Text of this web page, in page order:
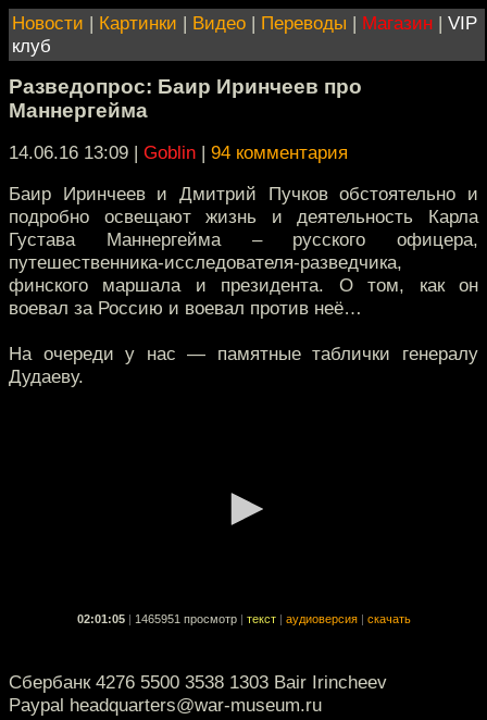
Новости | Картинки | Видео | Переводы | Магазин | VIP
клуб
Разведопрос: Баир Иринчеев про
Маннергейма
14.06.16 13:09 | Goblin | 94 комментария
Баир Иринчеев и Дмитрий Пучков обстоятельно и
подробно освещают жизнь и деятельность Карла
Густава Маннергейма – русского офицера,
путешественника-исследователя-разведчика,
финского маршала и президента. О том, как он
воевал за Россию и воевал против неё…
На очереди у нас — памятные таблички генералу
Дудаеву.
02:01:05 1465951 просмотр текст аудиоверсия скачать
Сбербанк 4276 5500 3538 1303 Bair Irincheev
Paypal headquarters@war-museum.ru